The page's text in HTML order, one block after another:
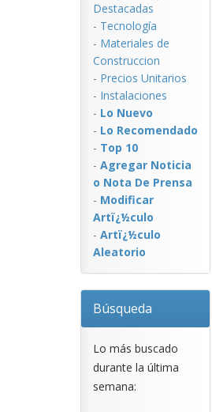
Destacadas
- Tecnología
- Materiales de
Construccion
- Precios Unitarios
- Instalaciones
- Lo Nuevo
- Lo Recomendado
- Top 10
- Agregar Noticia
o Nota De Prensa
- Modificar
Artï¿½culo
- Artï¿½culo
Aleatorio
Búsqueda
Lo más buscado
durante la última
semana: